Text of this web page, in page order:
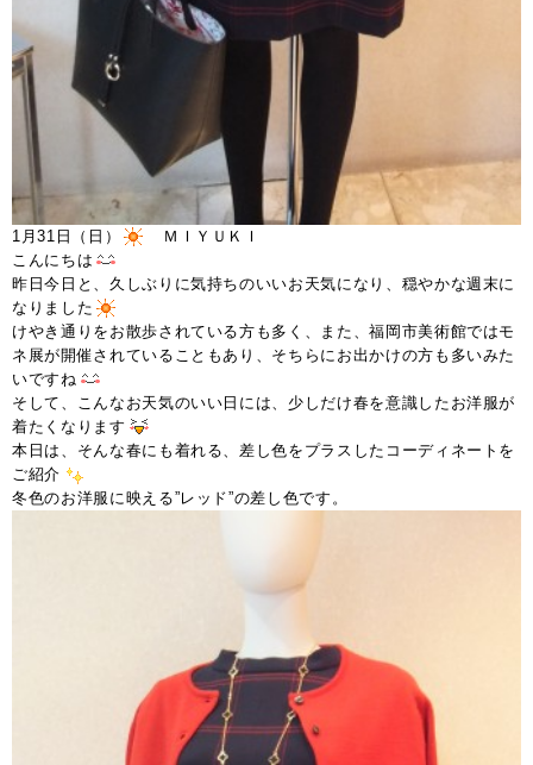
1月31日（日）
ＭＩＹＵＫＩ
こんにちは
昨日今日と、久しぶりに気持ちのいいお天気になり、穏やかな週末に
なりました
けやき通りをお散歩されている方も多く、また、福岡市美術館ではモ
ネ展が開催されていることもあり、そちらにお出かけの方も多いみた
いですね
そして、こんなお天気のいい日には、少しだけ春を意識したお洋服が
着たくなります
本日は、そんな春にも着れる、差し色をプラスしたコーディネートを
ご紹介
冬色のお洋服に映える”レッド”の差し色です。